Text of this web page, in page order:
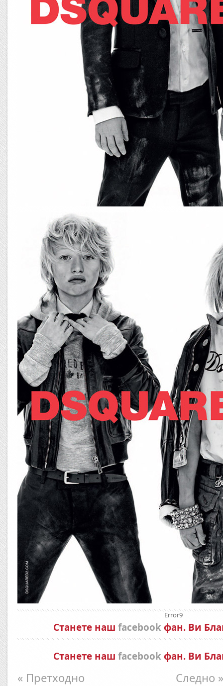
Станете наш facebookфан. Ви
Станете наш facebookфан. Ви
« Претходно Следно »
Error9